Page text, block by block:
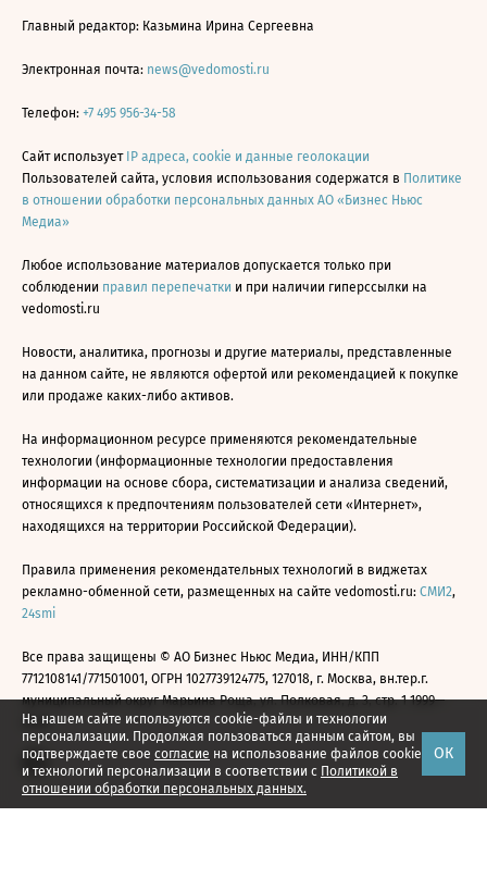
На нашем сайте используются cookie-файлы и технологии
персонализации. Продолжая пользоваться данным сайтом, вы
подтверждаете свое согласие на использование файлов cookie
и технологий персонализации в соответствии с Политикой в
отношении обработки персональных данных.
ОК
Главный редактор: Казьмина Ирина Сергеевна
Электронная почта: news@vedomosti.ru
Телефон: +7 495 956-34-58
Сайт использует IP адреса, cookie и данные геолокации
Пользователей сайта, условия использования содержатся в Политике
в отношении обработки персональных данных АО «Бизнес Ньюс
Медиа»
Любое использование материалов допускается только при
соблюдении правил перепечатки и при наличии гиперссылки на
vedomosti.ru
Новости, аналитика, прогнозы и другие материалы, представленные
на данном сайте, не являются офертой или рекомендацией к покупке
или продаже каких-либо активов.
На информационном ресурсе применяются рекомендательные
технологии (информационные технологии предоставления
информации на основе сбора, систематизации и анализа сведений,
относящихся к предпочтениям пользователей сети «Интернет»,
находящихся на территории Российской Федерации).
Правила применения рекомендательных технологий в виджетах
рекламно-обменной сети, размещенных на сайте vedomosti.ru: СМИ2,
24smi
Все права защищены © АО Бизнес Ньюс Медиа, ИНН/КПП
7712108141/771501001, ОГРН 1027739124775, 127018, г. Москва, вн.тер.г.
муниципальный округ Марьина Роща, ул. Полковая, д. 3, стр. 1 1999—
2026